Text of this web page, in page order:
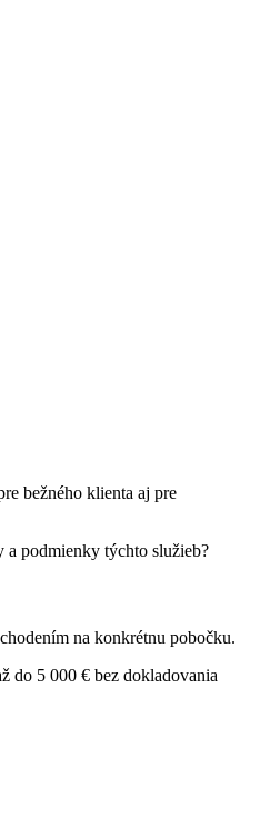
bežného klienta aj pre
a podmienky týchto služieb?
na konkrétnu pobočku.
do 5 000 € bez dokladovania